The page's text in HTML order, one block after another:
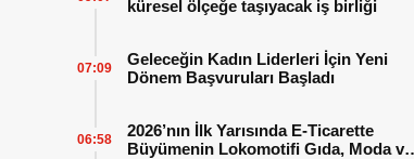
küresel ölçeğe taşıyacak iş birliği
Geleceğin Kadın Liderleri İçin Yeni
Dönem Başvuruları Başladı
07:09
2026’nın İlk Yarısında E-Ticarette
Büyümenin Lokomotifi Gıda, Moda ve
06:58